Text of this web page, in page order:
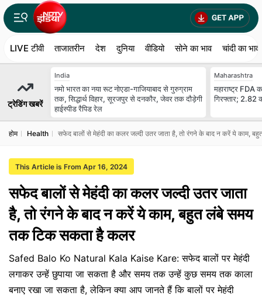
LIVE टीवी ताजातरीन देश दुनिया वीडियो सोने का भाव चांदी का भाव
ट्रेडिंग खबरें
India
नमो भारत का नया रूट नोएडा-गाजियाबाद से गुरुग्राम
तक, सिद्धार्थ विहार, सूरजपुर से दनकौर, जेवर तक दौड़ेगी
हाईस्पीड रैपिड रेल
Maharashtra
महाराष्ट्र
गिरफ्तार; 2.82
होम Health सफेद बालों से मेहंदी का कलर जल्दी उतर जाता है, तो रंगने के बाद न करें ये काम,
This Article is From Apr 16, 2024
सफेद बालों से मेहंदी का कलर जल्दी उतर जाता
है, तो रंगने के बाद न करें ये काम, बहुत लंबे समय
तक टिक सकता है कलर
Safed Balo Ko Natural Kala Kaise Kare: सफेद बालों पर मेहंदी
लगाकर उन्हें छुपाया जा सकता है और समय तक उन्हें कुछ समय तक काला
बनाए रखा जा सकता है, लेकिन क्या आप जानते हैं कि बालों पर मेहंदी